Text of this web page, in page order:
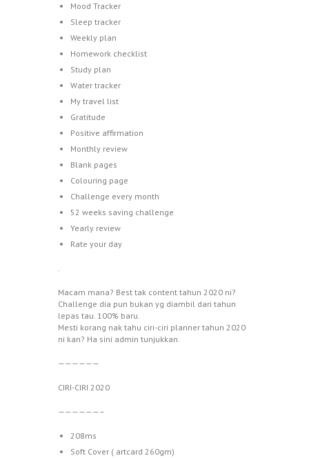
Mood Tracker
Sleep tracker
Weekly plan
Homework checklist
Study plan
Water tracker
My travel list
Gratitude
Positive affirmation
Monthly review
Blank pages
Colouring page
Challenge every month
52 weeks saving challenge
Yearly review
Rate your day
.
Macam mana? Best tak content tahun 2020 ni?
Challenge dia pun bukan yg diambil dari tahun
lepas tau. 100% baru.
Mesti korang nak tahu ciri-ciri planner tahun 2020
ni kan? Ha sini admin tunjukkan.
——————
CIRI-CIRI 2020
——————–
208ms
Soft Cover ( artcard 260gm)